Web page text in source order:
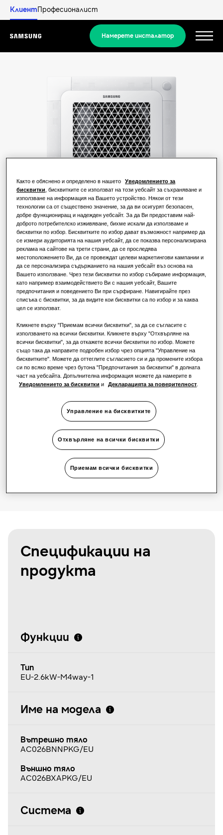
КлиентПрофесионалист
Menu
Намерете инсталатор
Открийте
РЕШЕНИЯ ЗА ЖИЛИЩНИ СГРАДИ
Какво е термопомпа и как работи?
Предимства на термопомпата
Какво е климатик и как работи?
РЕШЕНИЯ ЗА ТЪРГОВСКИ ОБЕКТИ
За хотели
За търговски обекти
За ресторанти
За офиси
Устойчиво развитие
One Samsung
Нашите решения
РЕШЕНИЯ ЗА ВАШИЯ ДОМ
Решения за климатизация
Решения за термопомпи
РЕШЕНИЯ ЗА ТЪРГОВСКИ СГРАДИ
Решения за климатизация
Начини за управление
Продукти
Водещи продукти
За Samsung
КАПАЦИТЕТ: 2.6KW ОТОПЛЕНИЕ: ОХЛАЖДАНЕ:
WindFree™️ 4-пътна касета (600x600)
HЕЕ
AC026BNNPKG/EU
Съвместим с:
AC026BXAPKG/EU,AC035BXAPKG/EU,AC052BXAPKG/EU
Наличен капацитет
2.6KW 3.5KW 5.2KW
Налична мощност
Монофазен
Намерете инсталатор
Спецификации на
продукта
Функции
Тип
EU-2.6kW-M4way-1
Име на модела
Вътрешно тяло
AC026BNNPKG/EU
Външно тяло
AC026BXAPKG/EU
Система
Както е обяснено и определено в нашето
Уведомлението за
бисквитки , бисквитките се използват на този уебсайт за съхраняване и
използване на информация на Вашето устройство. Някои от тези
технологии са от съществено значение, за да ви осигурят безопасен,
добре функциониращ и надежден уебсайт. За да Ви предоставим най-
доброто потребителско изживяване, бихме искали да използваме и
бисквитки по избор. Бисквитките по избор дават възможност например да
се измери аудиторията на нашия уебсайт, да се показва персонализирана
реклама на сайтове на трети страни, да се проследява
местоположението Ви, да се провеждат целеви маркетингови кампании и
да се персонализира съдържанието на нашия уебсайт въз основа на
Вашето използване. Чрез тези бисквитки по избор събираме информация,
като например взаимодействието Ви с нашия уебсайт, Вашите
предпочитания и поведението Ви при сърфиране. Навигирайте през
списъка с бисквитки, за да видите кои бисквитки са по избор и за каква
цел се използват.
Кликнете върху "Приемам всички бисквитки", за да се съгласите с
използването на всички бисквитки. Кликнете върху "Отхвърляне на
всички бисквитки", за да откажете всички бисквитки по избор. Можете
също така да направите подробен избор чрез опцията "Управление на
бисквитките". Можете да оттеглите съгласието си и да промените избора
си по всяко време чрез бутона "Предпочитания за бисквитки" в долната
част на уебсайта. Допълнителна информация можете да намерите в
Уведомлението за бисквитки и Декларацията за поверителност
Управление на бисквитките
Отхвърляне на всички бисквитки
Приемам всички бисквитки